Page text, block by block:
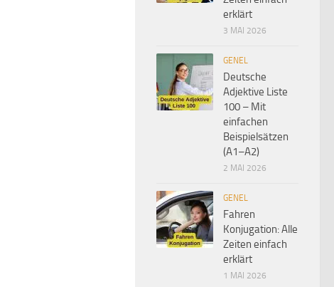
erklärt
3 MAI 2026
GENEL
Deutsche
Adjektive Liste
100 – Mit
einfachen
Beispielsätzen
(A1–A2)
2 MAI 2026
GENEL
Fahren
Konjugation: Alle
Zeiten einfach
erklärt
1 MAI 2026